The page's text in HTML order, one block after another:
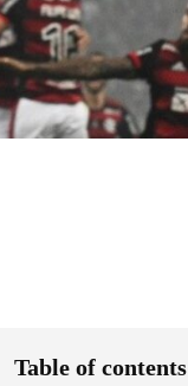
Table of contents